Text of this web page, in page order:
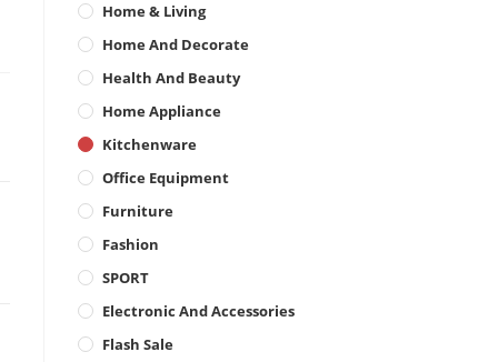
Home & Living
Home And Decorate
Health And Beauty
Home Appliance
Kitchenware
Office Equipment
Furniture
Fashion
SPORT
Electronic And Accessories
Flash Sale